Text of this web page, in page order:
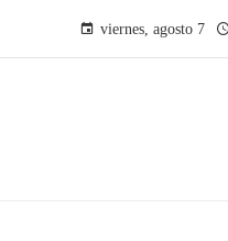
viernes, agosto 7